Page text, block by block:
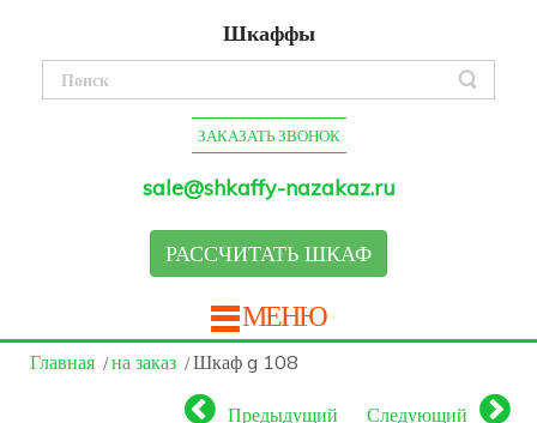
Шкаффы
ЗАКАЗАТЬ ЗВОНОК
sale@shkaffy-nazakaz.ru
РАССЧИТАТЬ ШКАФ
МЕНЮ
Главная на заказ Шкаф g 108
Предыдущий Следующий